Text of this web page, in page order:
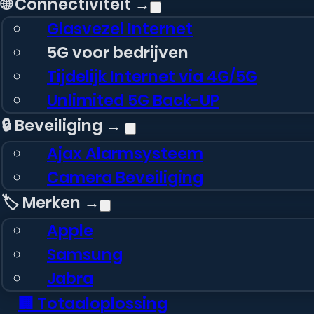
Glasvezel Internet
5G voor bedrijven
Tijdelijk Internet via 4G/5G
Unlimited 5G Back-UP
🔒 Beveiliging →
Ajax Alarmsysteem
Camera Beveiliging
🏷️ Merken →
Apple
Samsung
Jabra
🏢 Totaaloplossing